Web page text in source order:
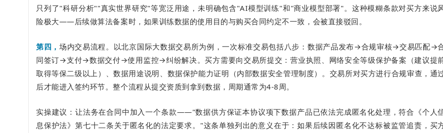
只列了"科研分析""真实世界研究"等宽泛用途，未明确包含"AI模型训练"和"商业模型部署"。这种模糊条款对买方来说
险极大——后续做算法备案时，如果训练数据的使用目的与购买合同约定不一致，会被直接驳回。
第四，场内交易流程。以北京国际大数据交易所为例，一次标准交易包括八步：数据产品发布→合规审核→交易匹配→
同签订→支付→数据交付→使用监控→纠纷解决。买方需要向交易所提交：营业执照、网络安全等级保护备案（建议提
取得等保二级以上）、数据用途说明、数据保护能力证明（内部数据安全管理制度）。交易所对买方进行合规审查，通
后才能进入签约环节。整个流程从提交资质到拿到数据，周期通常为4-8周。
实操建议：让法务在合同中加入一个条款——"数据供方保证本协议项下数据产品已依法完成匿名化处理，符合《个人
息保护法》第七十二条关于匿名化的法定要求。"这条单独列出的意义在于：如果后续因匿名化不达标被监管追责，买